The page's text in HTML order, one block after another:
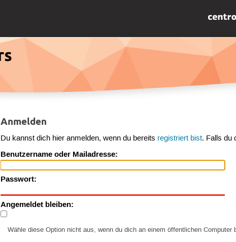
Anmelden
Du kannst dich hier anmelden, wenn du bereits registriert bist. Falls du
Benutzername oder Mailadresse:
Passwort:
Angemeldet bleiben:
Wähle diese Option nicht aus, wenn du dich an einem öffentlichen